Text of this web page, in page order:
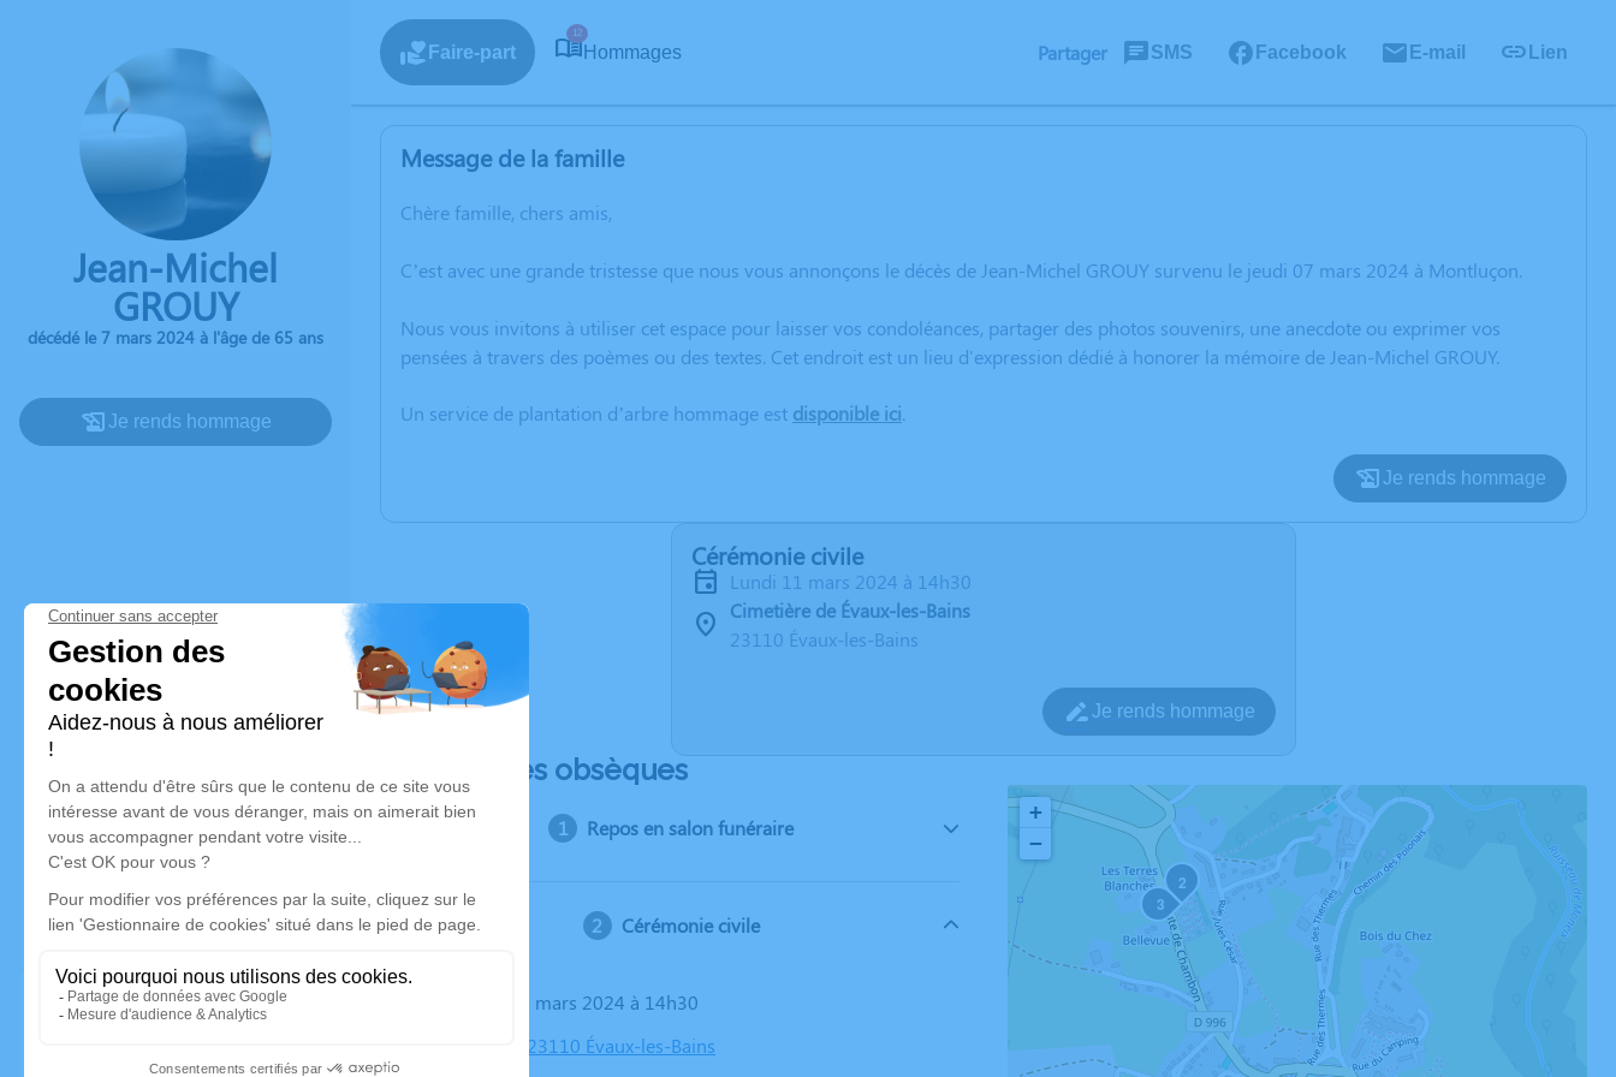
Jean-Michel
GROUY
décédé le 7 mars 2024 à l'âge de 65 ans
Je rends hommage
Faire-part
12
Hommages Partager SMS Facebook E-mail Lien
Message de la famille
Chère famille, chers amis,
C’est avec une grande tristesse que nous vous annonçons le décès de Jean-Michel GROUY survenu le jeudi 07 mars 2024 à Montluçon.
Nous vous invitons à utiliser cet espace pour laisser vos condoléances, partager des photos souvenirs, une anecdote ou exprimer vos
pensées à travers des poèmes ou des textes. Cet endroit est un lieu d'expression dédié à honorer la mémoire de Jean-Michel GROUY.
Un service de plantation d’arbre hommage est disponible ici.
Je rends hommage
Cérémonie civile
lundi 11 mars 2024 à 14h30
Cimetière de Évaux-les-Bains
23110 Évaux-les-Bains
Je rends hommage
Déroulé des obsèques
Repos en salon funéraire
Cérémonie civile
Le lundi 11 mars 2024 à 14h30
Cimetière, 23110 Évaux-les-Bains
2
3
+
−